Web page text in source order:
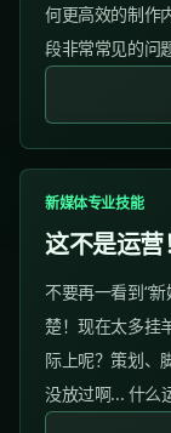
何更高效的制作
段非常常见的问
社群内容运营
话，跟着回复可
新媒体专业技能
这不是运营
不要再一看到“
楚！现在太多挂
际上呢？策划、
没放过啊... 什么
营界大王吗？啥